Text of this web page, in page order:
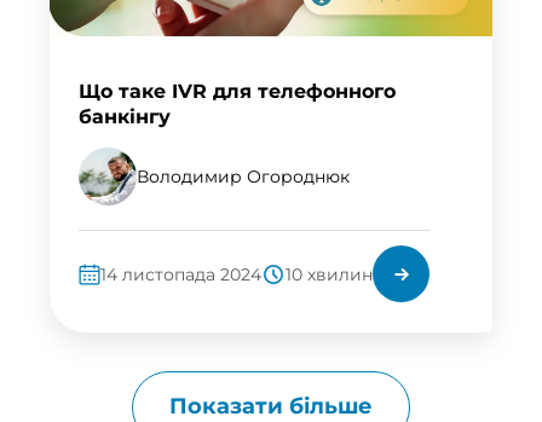
Що таке IVR для телефонного
банкінгу
Володимир Огороднюк
14 листопада 2024 10 хвилин
Показати більше